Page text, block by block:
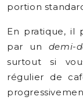
portion
En pratique, il
par un demi-
surtout si
régulier de